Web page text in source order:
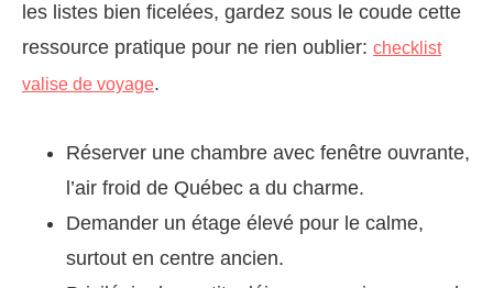
les listes bien ficelées, gardez sous le coude cette
ressource pratique pour ne rien oublier: checklist
valise de voyage.
Réserver une chambre avec fenêtre ouvrante,
l’air froid de Québec a du charme.
Demander un étage élevé pour le calme,
surtout en centre ancien.